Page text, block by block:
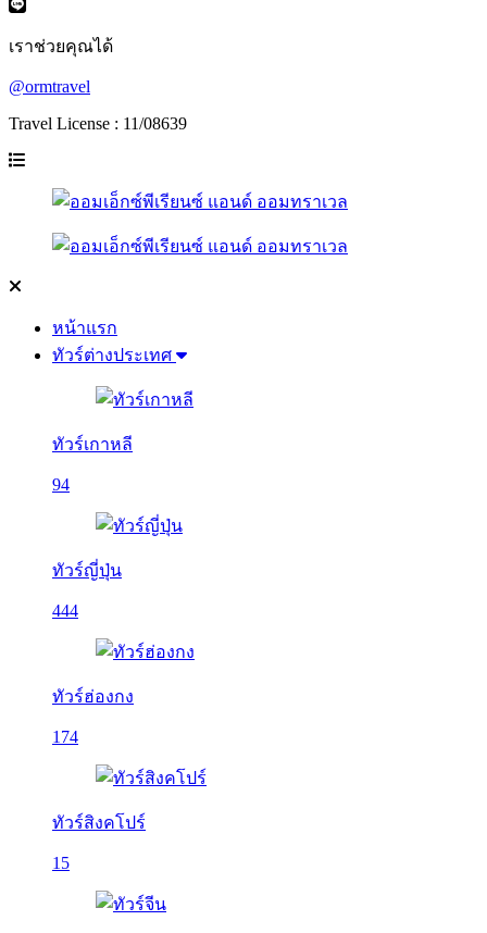
เราช่วยคุณได้
@ormtravel
Travel License : 11/08639
หน้าแรก
ทัวร์ต่างประเทศ
ทัวร์เกาหลี
94
ทัวร์ญี่ปุ่น
444
ทัวร์ฮ่องกง
174
ทัวร์สิงคโปร์
15